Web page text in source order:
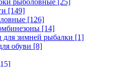
рыболовные [25]
[149]
[126]
[14]
для зимней рыбалки [1]
обуви [8]